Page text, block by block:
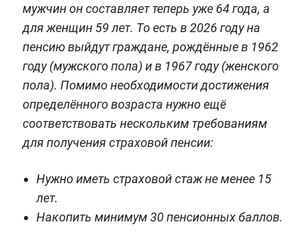
мужчин он составляет теперь уже 64 года, а
для женщин 59 лет. То есть в 2026 году на
пенсию выйдут граждане, рождённые в 1962
году (мужского пола) и в 1967 году (женского
пола). Помимо необходимости достижения
определённого возраста нужно ещё
соответствовать нескольким требованиям
для получения страховой пенсии:
Нужно иметь страховой стаж не менее 15
лет.
Накопить минимум 30 пенсионных баллов.